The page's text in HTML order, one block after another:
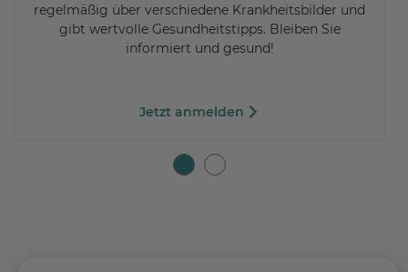
regelmäßig über verschiedene Krankheitsbilder und
gibt wertvolle Gesundheitstipps. Bleiben Sie
informiert und gesund!
Jetzt anmelden